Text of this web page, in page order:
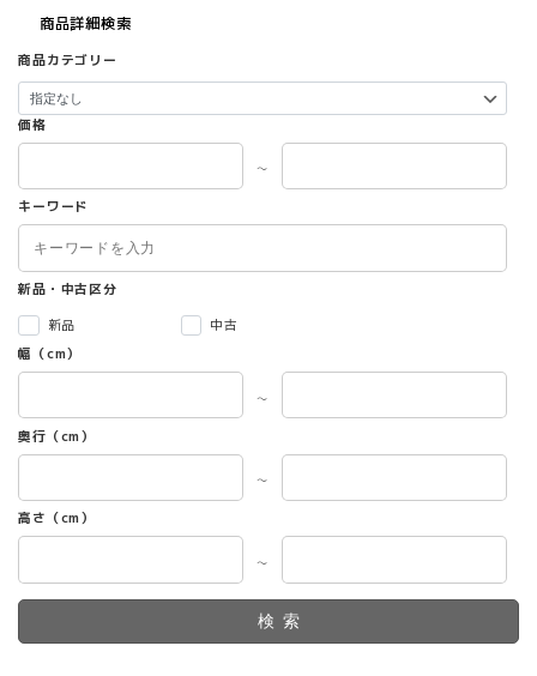
商品詳細検索
商品カテゴリー
価格
～
キーワード
新品・中古区分
新品
中古
幅（cm）
～
奥行（cm）
～
高さ（cm）
～
検索